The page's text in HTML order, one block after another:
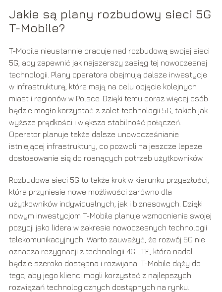
Jakie są plany rozbudowy sieci 5G
T-Mobile?
T-Mobile nieustannie pracuje nad rozbudową swojej sieci
5G, aby zapewnić jak najszerszy zasięg tej nowoczesnej
technologii. Plany operatora obejmują dalsze inwestycje
w infrastrukturę, które mają na celu objęcie kolejnych
miast i regionów w Polsce. Dzięki temu coraz więcej osób
będzie mogło korzystać z zalet technologii 5G, takich jak
wyższe prędkości i większa stabilność połączeń.
Operator planuje także dalsze unowocześnianie
istniejącej infrastruktury, co pozwoli na jeszcze lepsze
dostosowanie się do rosnących potrzeb użytkowników.
Rozbudowa sieci 5G to także krok w kierunku przyszłości,
która przyniesie nowe możliwości zarówno dla
użytkowników indywidualnych, jak i biznesowych. Dzięki
nowym inwestycjom T-Mobile planuje wzmocnienie swojej
pozycji jako lidera w zakresie nowoczesnych technologii
telekomunikacyjnych. Warto zauważyć, że rozwój 5G nie
oznacza rezygnacji z technologii 4G LTE, która nadal
będzie szeroko dostępna i rozwijana. T-Mobile dąży do
tego, aby jego klienci mogli korzystać z najlepszych
rozwiązań technologicznych dostępnych na rynku.